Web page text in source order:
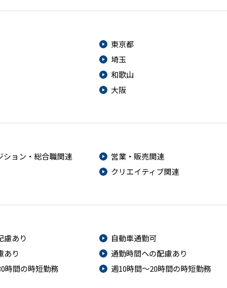
東京都
埼玉
和歌山
大阪
ション・総合職関連
営業・販売関連
クリエイティブ関連
慮あり
自動車通勤可
あり
通勤時間への配慮あり
時間の時短勤務
週10時間～20時間の時短勤務